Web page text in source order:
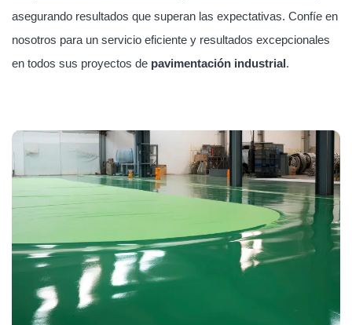
asegurando resultados que superan las expectativas. Confíe en
nosotros para un servicio eficiente y resultados excepcionales
en todos sus proyectos de pavimentación industrial.